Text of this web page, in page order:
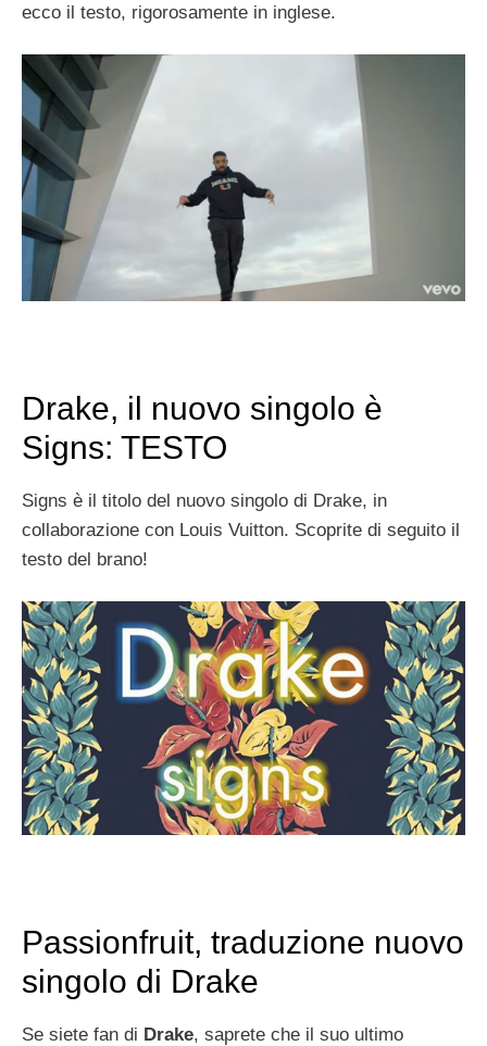
ecco il testo, rigorosamente in inglese.
Drake, il nuovo singolo è
Signs: TESTO
Signs è il titolo del nuovo singolo di Drake, in
collaborazione con Louis Vuitton. Scoprite di seguito il
testo del brano!
Passionfruit, traduzione nuovo
singolo di Drake
Se siete fan di Drake, saprete che il suo ultimo